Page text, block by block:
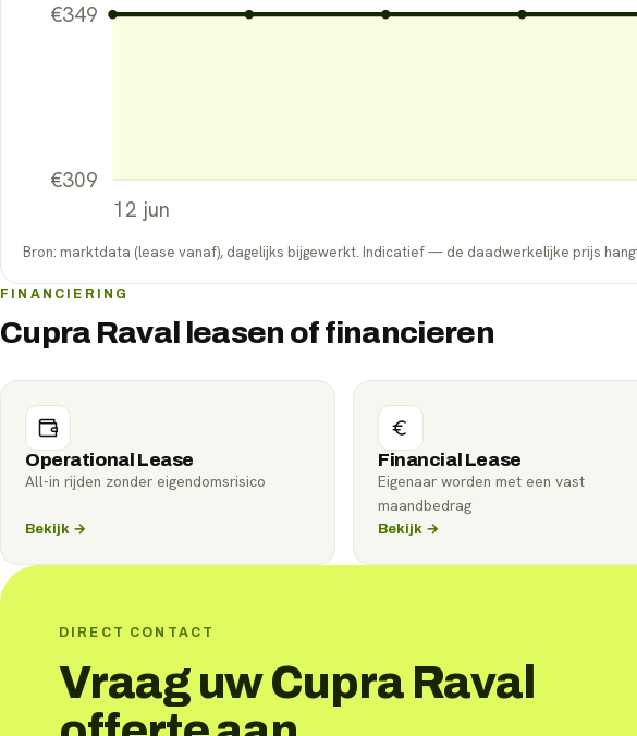
€349
€309
12 jun
Bron: marktdata (lease vanaf), dagelijks bijgewerkt. Indicatief — de daadwerkelijke prijs
FINANCIERING
Cupra Raval leasen of financieren
Operational Lease
All-in rijden zonder eigendomsrisico
Bekijk →
Financial Lease
Eigenaar worden met een vast
maandbedrag
Bekijk →
DIRECT CONTACT
Vraag uw Cupra Raval